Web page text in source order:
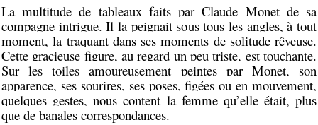
La multitude de tableaux faits par Claude Monet de sa
compagne intrigue. Il la peignait sous tous les angles, à tout
moment, la traquant dans ses moments de solitude rêveuse.
Cette gracieuse figure, au regard un peu triste, est touchante.
Sur les toiles amoureusement peintes par Monet, son
apparence, ses sourires, ses poses, figées ou en mouvement,
quelques gestes, nous content la femme qu’elle était, plus
que de banales correspondances.